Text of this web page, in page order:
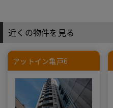
近くの物件を見る
アットイン亀戸6